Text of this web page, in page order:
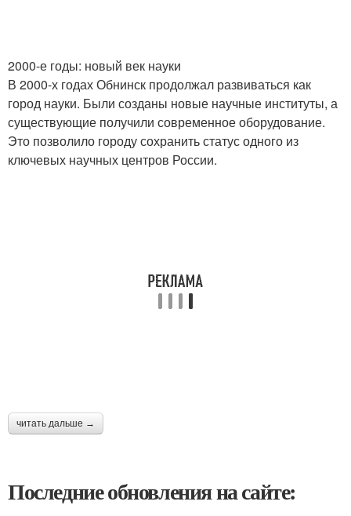
2000-е годы: новый век науки
В 2000-х годах Обнинск продолжал развиваться как
город науки. Были созданы новые научные институты, а
существующие получили современное оборудование.
Это позволило городу сохранить статус одного из
ключевых научных центров России.
читать дальше →
Последние обновления на сайте: